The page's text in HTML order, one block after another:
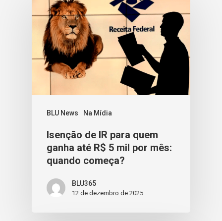
BLU News Na Mídia
Isenção de IR para quem
ganha até R$ 5 mil por mês:
quando começa?
BLU365
12 de dezembro de 2025